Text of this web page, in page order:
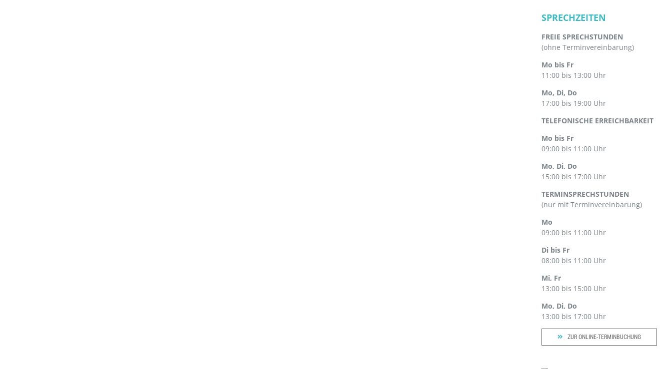
SPRECHZEITEN
FREIE SPRECHSTUNDEN
(ohne Terminvereinbarung)
Mo bis Fr
11:00 bis 13:00 Uhr
Mo, Di, Do
17:00 bis 19:00 Uhr
TELEFONISCHE ERREICHBARKEIT
Mo bis Fr
09:00 bis 11:00 Uhr
Mo, Di, Do
15:00 bis 17:00 Uhr
TERMINSPRECHSTUNDEN
(nur mit Terminvereinbarung)
Mo
09:00 bis 11:00 Uhr
Di bis Fr
08:00 bis 11:00 Uhr
Mi, Fr
13:00 bis 15:00 Uhr
Mo, Di, Do
13:00 bis 17:00 Uhr
ZUR ONLINE-TERMINBUCHUNG